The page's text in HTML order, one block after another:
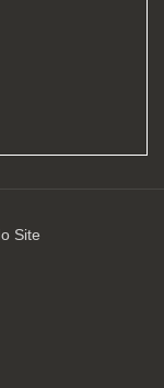
Site